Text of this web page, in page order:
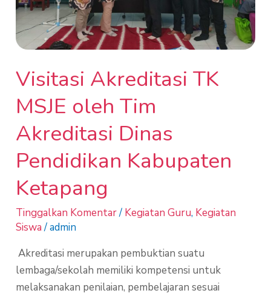
Visitasi Akreditasi TK
MSJE oleh Tim
Akreditasi Dinas
Pendidikan Kabupaten
Ketapang
Tinggalkan Komentar/ Kegiatan Guru, Kegiatan
Siswa/admin
Akreditasi merupakan pembuktian suatu
lembaga/sekolah memiliki kompetensi untuk
melaksanakan penilaian, pembelajaran sesuai
Pendidikan
Kabupaten
Ketapang